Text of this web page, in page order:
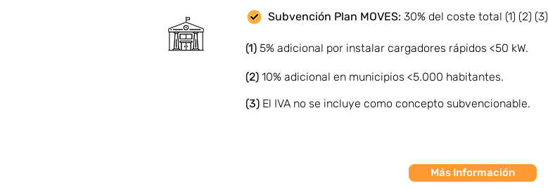
Subvención Plan MOVES: 30% del coste total (1) (2) (3)
(2) 10% adicional en municipios <5.000 habitantes.
(1) 5% adicional por instalar cargadores rápidos <50 kW.
(3) El IVA no se incluye como concepto subvencionable.
Más Información